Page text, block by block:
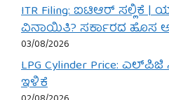
ITR Filing: ಐಟಿಆರ್ ಸಲ್ಲಿಕೆ
ವಿನಾಯಿತಿ? ಸರ್ಕಾರದ ಹೊಸ
03/08/2026
LPG Cylinder Price:
ಇಳಿಕೆ